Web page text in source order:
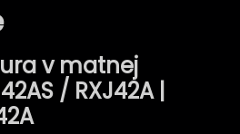
v matnej
/ RXJ42A |